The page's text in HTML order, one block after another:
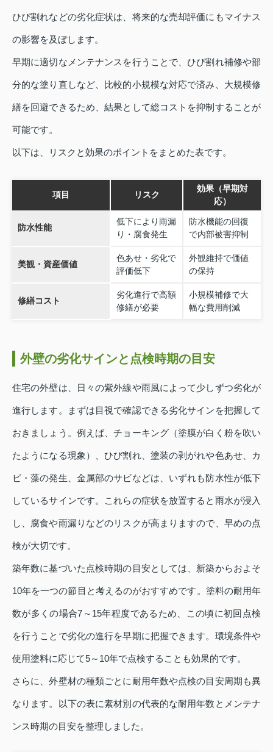
ひび割れなどの劣化症状は、将来的な売却評価にもマイナス
の影響を及ぼします。
早期に適切なメンテナンスを行うことで、ひび割れ補修や部
分的な塗り直しなど、比較的小規模な対応で済み、大規模修
繕を回避できるため、結果として総コストを抑制することが
可能です。
以下は、リスクと効果のポイントをまとめた表です。
項目 リスク
効果（早期対
応）
防水性能
低下により雨漏
り・腐食発生
防水機能の回復
で内部被害抑制
美観・資産価値
色あせ・劣化で
評価低下
外観維持で価値
の保持
修繕コスト
劣化進行で高額
修繕が必要
小規模補修で大
幅な費用削減
外壁の劣化サインと点検時期の目安
住宅の外壁は、日々の紫外線や雨風によって少しずつ劣化が
進行します。まずは目視で確認できる劣化サインを把握して
おきましょう。例えば、チョーキング（塗膜が白く粉を吹い
たようになる現象）、ひび割れ、塗装の剥がれや色あせ、カ
ビ・藻の発生、金属部のサビなどは、いずれも防水性が低下
しているサインです。これらの症状を放置すると雨水が浸入
し、腐食や雨漏りなどのリスクが高まりますので、早めの点
検が大切です。
築年数に基づいた点検時期の目安としては、新築からおよそ
10年を一つの節目と考えるのがおすすめです。塗料の耐用年
数が多くの場合7～15年程度であるため、この頃に初回点検
を行うことで劣化の進行を早期に把握できます。環境条件や
使用塗料に応じて5～10年で点検することも効果的です。
さらに、外壁材の種類ごとに耐用年数や点検の目安周期も異
なります。以下の表に素材別の代表的な耐用年数とメンテナ
ンス時期の目安を整理しました。